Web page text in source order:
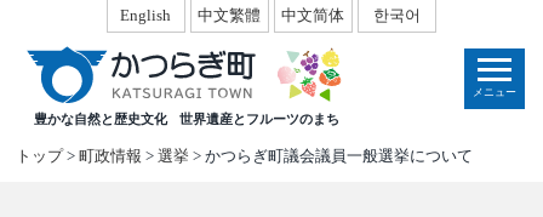
豊かな自然と歴史文化 世界遺産とフルーツのまち
English 中文繁體 中文简体 한국어
メニュー
トップ>町政情報 >選挙 > かつらぎ町議会議員一般選挙について